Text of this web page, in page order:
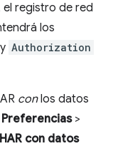
registro de red
los
y Authorization
conlos datos
Preferencias>
con datos